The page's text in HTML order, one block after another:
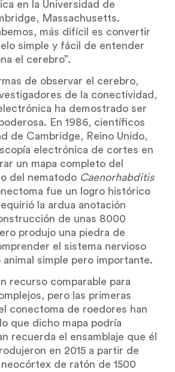
en la Universidad de
Massachusetts.
más difícil es convertir
simple y fácil de entender
el cerebro”.
de observar el cerebro,
de la conectividad,
ha demostrado ser
En 1986, científicos
de Cambridge, Reino Unido,
electrónica de cortes en
un mapa completo del
del nematodo Caenorhabditis
fue un logro histórico
la ardua anotación
de unas 8000
produjo una piedra de
el sistema nervioso
simple pero importante.
recurso comparable para
pero las primeras
conectoma de roedores han
que dicho mapa podría
recuerda el ensamblaje que él
en 2015 a partir de
de ratón de 1500